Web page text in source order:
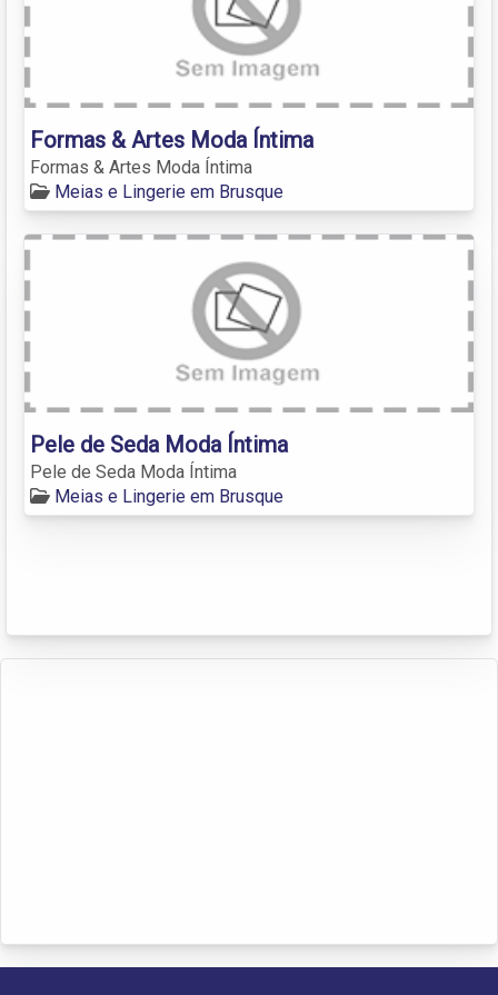
Formas & Artes Moda Íntima
Formas & Artes Moda Íntima
Meias e Lingerie em Brusque
Pele de Seda Moda Íntima
Pele de Seda Moda Íntima
Meias e Lingerie em Brusque